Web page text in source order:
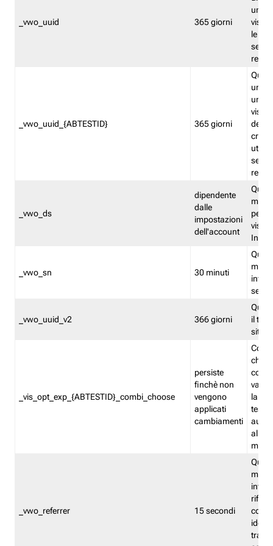
_vwo_uuid 365 giorni
le
_vwo_uuid_{ABTESTID} 365 giorni
un
del
_vwo_ds
dipendente
dalle
impostazioni
dell'account
_vwo_sn 30 minuti
_vwo_uuid_v2 366 giorni
il
sito
_vis_opt_exp_{ABTESTID}_combi_choose
persiste
finchè non
vengono
applicati
cambiamenti
che
la
test.
_vwo_referrer 15 secondi